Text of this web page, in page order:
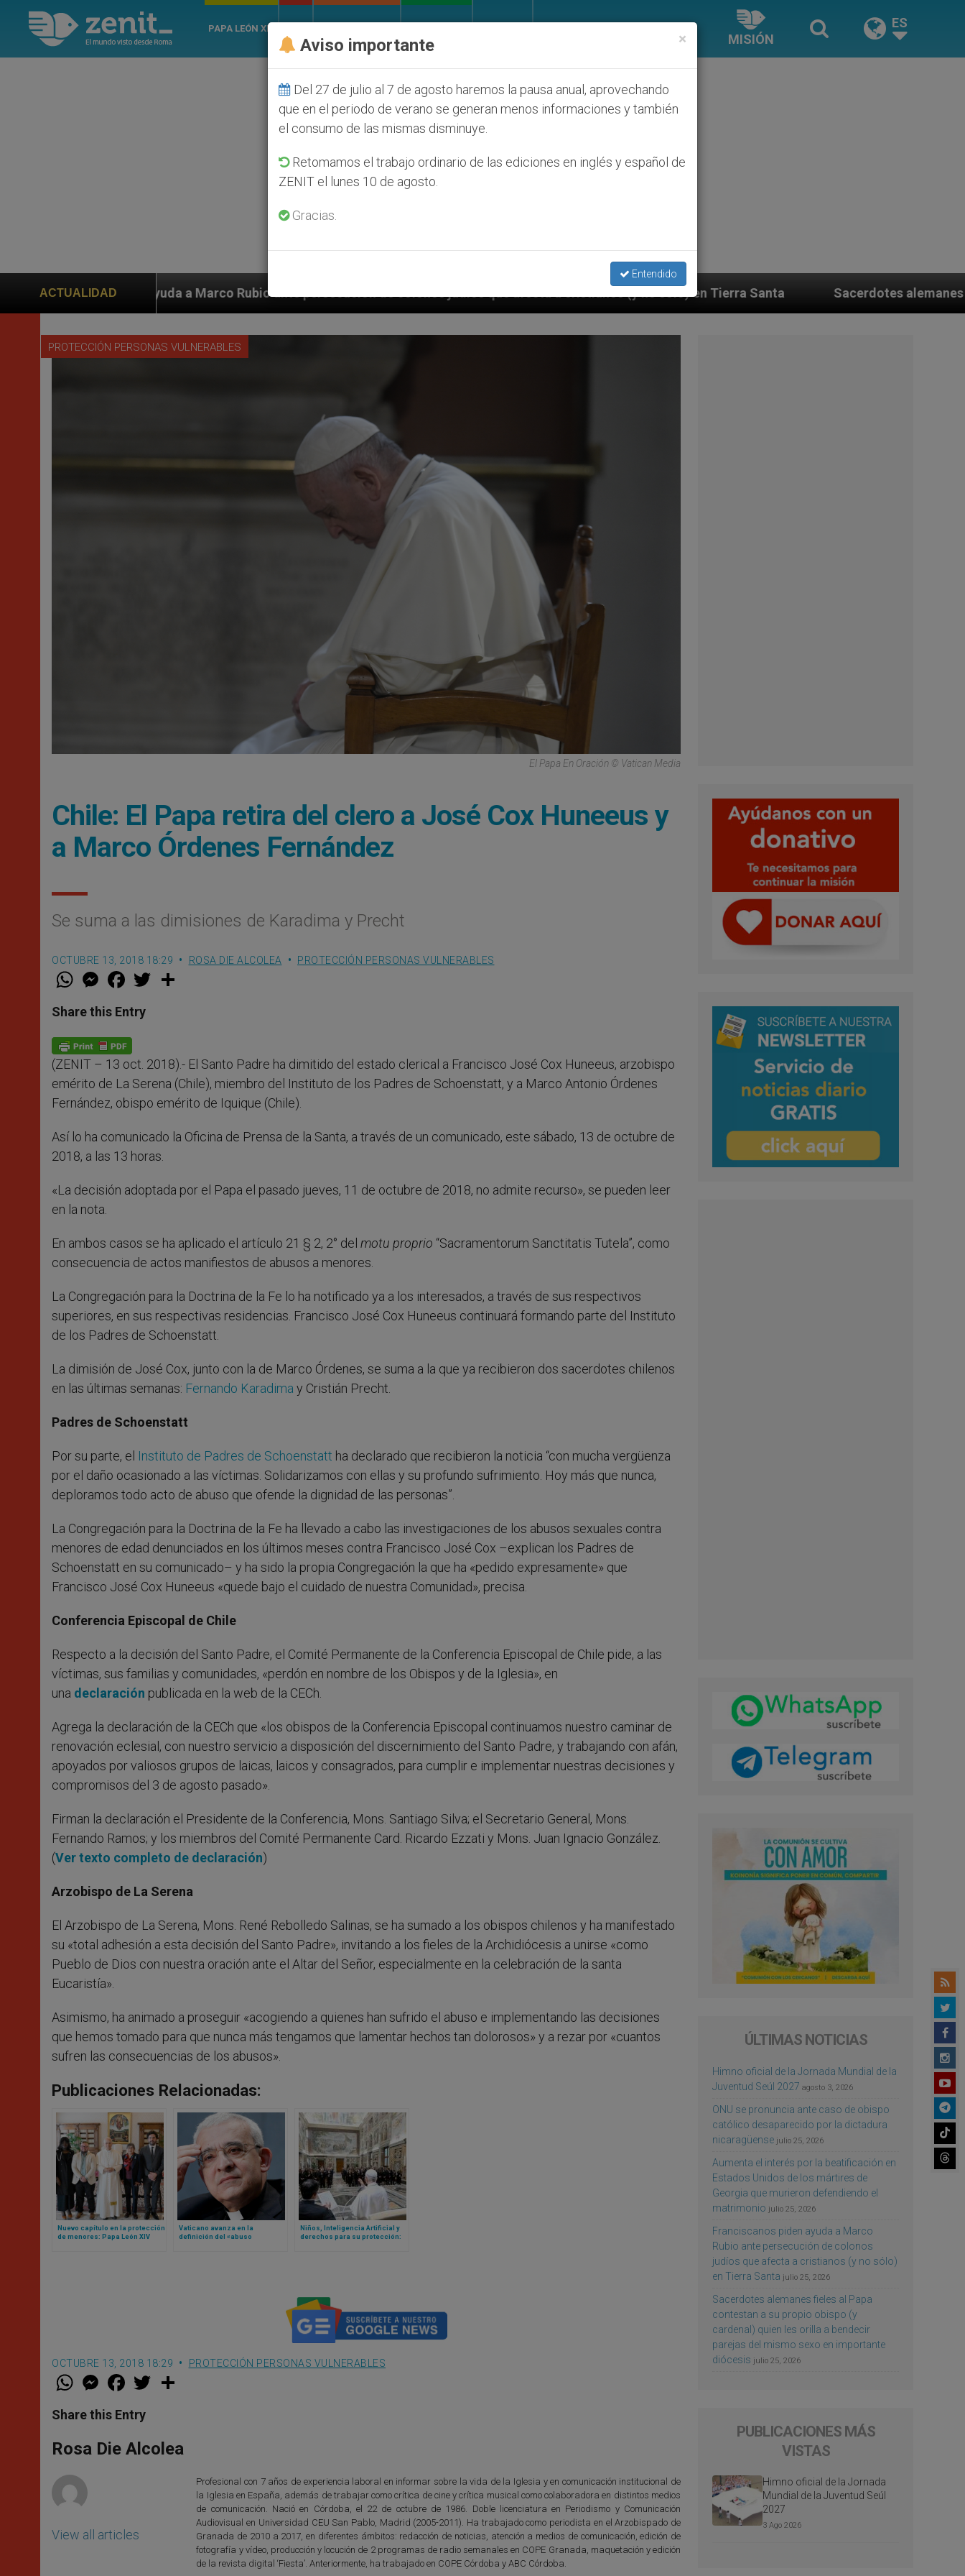
PAPA LEÓN XIV
MISIÓN
ES
ACTUALIDAD
Marco Rubio ante persecución de colonos judíos que afecta a cristianos (y no sólo) en Tierra Santa Sacerdotes alemanes fieles al Papa contestan a
PROTECCIÓN PERSONAS VULNERABLES
El Papa En Oración © Vatican Media
Chile: El Papa retira del clero a José Cox Huneeus y
a Marco Órdenes Fernández
Se suma a las dimisiones de Karadima y Precht
OCTUBRE 13, 2018 18:29 ROSA DIE ALCOLEA PROTECCIÓN PERSONAS VULNERABLES
W
t
s
p
p
M
e
s
e
g
e
F
a
e
b
o
k
w
Share this Entry
(ZENIT – 13 oct. 2018).- El Santo Padre ha dimitido del estado clerical a Francisco José Cox Huneeus, arzobispo
emérito de La Serena (Chile), miembro del Instituto de los Padres de Schoenstatt, y a Marco Antonio Órdenes
Fernández, obispo emérito de Iquique (Chile).
Así lo ha comunicado la Oficina de Prensa de la Santa, a través de un comunicado, este sábado, 13 de octubre de
2018, a las 13 horas.
«La decisión adoptada por el Papa el pasado jueves, 11 de octubre de 2018, no admite recurso», se pueden leer
en la nota.
En ambos casos se ha aplicado el artículo 21 § 2, 2° del motu proprio “Sacramentorum Sanctitatis Tutela”, como
consecuencia de actos manifiestos de abusos a menores.
La Congregación para la Doctrina de la Fe lo ha notificado ya a los interesados, a través de sus respectivos
superiores, en sus respectivas residencias. Francisco José Cox Huneeus continuará formando parte del Instituto
de los Padres de Schoenstatt.
La dimisión de José Cox, junto con la de Marco Órdenes, se suma a la que ya recibieron dos sacerdotes chilenos
en las últimas semanas: Fernando Karadima y Cristián Precht.
Padres de Schoenstatt
Por su parte, el Instituto de Padres de Schoenstatt ha declarado que recibieron la noticia “con mucha vergüenza
por el daño ocasionado a las víctimas. Solidarizamos con ellas y su profundo sufrimiento. Hoy más que nunca,
deploramos todo acto de abuso que ofende la dignidad de las personas”.
La Congregación para la Doctrina de la Fe ha llevado a cabo las investigaciones de los abusos sexuales contra
menores de edad denunciados en los últimos meses contra Francisco José Cox –explican los Padres de
Schoenstatt en su comunicado– y ha sido la propia Congregación la que ha «pedido expresamente» que
Francisco José Cox Huneeus «quede bajo el cuidado de nuestra Comunidad», precisa.
Conferencia Episcopal de Chile
Respecto a la decisión del Santo Padre, el Comité Permanente de la Conferencia Episcopal de Chile pide, a las
víctimas, sus familias y comunidades, «perdón en nombre de los Obispos y de la Iglesia», en
una declaración publicada en la web de la CECh.
Agrega la declaración de la CECh que «los obispos de la Conferencia Episcopal continuamos nuestro caminar de
renovación eclesial, con nuestro servicio a disposición del discernimiento del Santo Padre, y trabajando con afán,
apoyados por valiosos grupos de laicas, laicos y consagrados, para cumplir e implementar nuestras decisiones y
compromisos del 3 de agosto pasado».
Firman la declaración el Presidente de la Conferencia, Mons. Santiago Silva; el Secretario General, Mons.
Fernando Ramos; y los miembros del Comité Permanente Card. Ricardo Ezzati y Mons. Juan Ignacio González.
(Ver texto completo de declaración)
Arzobispo de La Serena
El Arzobispo de La Serena, Mons. René Rebolledo Salinas, se ha sumado a los obispos chilenos y ha manifestado
su «total adhesión a esta decisión del Santo Padre», invitando a los fieles de la Archidiócesis a unirse «como
Pueblo de Dios con nuestra oración ante el Altar del Señor, especialmente en la celebración de la santa
Eucaristía».
Asimismo, ha animado a proseguir «acogiendo a quienes han sufrido el abuso e implementando las decisiones
que hemos tomado para que nunca más tengamos que lamentar hechos tan dolorosos» y a rezar por «cuantos
sufren las consecuencias de los abusos».
Publicaciones Relacionadas:
Nuevo capítulo en la protección
de menores: Papa León XIV
Vaticano avanza en la
definición del «abuso
Niños, Inteligencia Artificial y
derechos para su protección:
OCTUBRE 13, 2018 18:29 PROTECCIÓN PERSONAS VULNERABLES
W
t
s
p
p
M
e
s
e
g
e
F
a
e
b
o
k
w
r
Share this Entry
Rosa Die Alcolea
View all articles
Profesional con 7 años de experiencia laboral en informar sobre la vida de la Iglesia y en comunicación institucional de
la Iglesia en España, además de trabajar como crítica de cine y crítica musical como colaboradora en distintos medios
de comunicación. Nació en Córdoba, el 22 de octubre de 1986. Doble licenciatura en Periodismo y Comunicación
Audiovisual en Universidad CEU San Pablo, Madrid (2005-2011). Ha trabajado como periodista en el Arzobispado de
Granada de 2010 a 2017, en diferentes ámbitos: redacción de noticias, atención a medios de comunicación, edición de
fotografía y vídeo, producción y locución de 2 programas de radio semanales en COPE Granada, maquetación y edición
de la revista digital ‘Fiesta’. Anteriormente, ha trabajado en COPE Córdoba y ABC Córdoba.
ÚLTIMAS NOTICIAS
Himno oficial de la Jornada Mundial de la
Juventud Seúl 2027 agosto 3, 2026
ONU se pronuncia ante caso de obispo
católico desaparecido por la dictadura
nicaragüense julio 25, 2026
Aumenta el interés por la beatificación en
Estados Unidos de los mártires de
Georgia que murieron defendiendo el
matrimonio julio 25, 2026
Franciscanos piden ayuda a Marco
Rubio ante persecución de colonos
judíos que afecta a cristianos (y no sólo)
en Tierra Santa julio 25, 2026
Sacerdotes alemanes fieles al Papa
contestan a su propio obispo (y
cardenal) quien les orilla a bendecir
parejas del mismo sexo en importante
diócesis julio 25, 2026
PUBLICACIONES MÁS
VISTAS
Himno oficial de la Jornada
Mundial de la Juventud Seúl
2027
3 Ago 2026
×
Aviso importante
Del 27 de julio al 7 de agosto haremos la pausa anual, aprovechando
que en el periodo de verano se generan menos informaciones y también
el consumo de las mismas disminuye.
Retomamos el trabajo ordinario de las ediciones en inglés y español de
ZENIT el lunes 10 de agosto.
Gracias.
Entendido